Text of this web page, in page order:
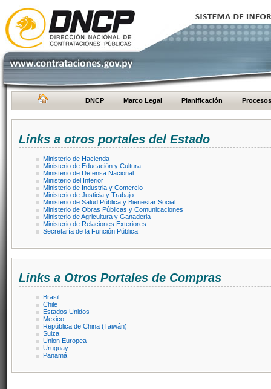
DNCP Marco Legal Planificación Procesos
Links a otros portales del Estado
Ministerio de Hacienda
Ministerio de Educación y Cultura
Ministerio de Defensa Nacional
Ministerio del Interior
Ministerio de Industria y Comercio
Ministerio de Justicia y Trabajo
Ministerio de Salud Pública y Bienestar Social
Ministerio de Obras Públicas y Comunicaciones
Ministerio de Agricultura y Ganaderia
Ministerio de Relaciones Exteriores
Secretaría de la Función Pública
Links a Otros Portales de Compras
Brasil
Chile
Estados Unidos
Mexico
República de China (Taiwán)
Suiza
Union Europea
Uruguay
Panamá